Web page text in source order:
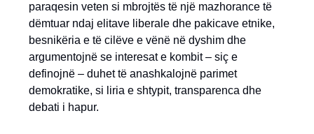
paraqesin veten si mbrojtës të një mazhorance të
dëmtuar ndaj elitave liberale dhe pakicave etnike,
besnikëria e të cilëve e vënë në dyshim dhe
argumentojnë se interesat e kombit – siç e
definojnë – duhet të anashkalojnë parimet
demokratike, si liria e shtypit, transparenca dhe
debati i hapur.